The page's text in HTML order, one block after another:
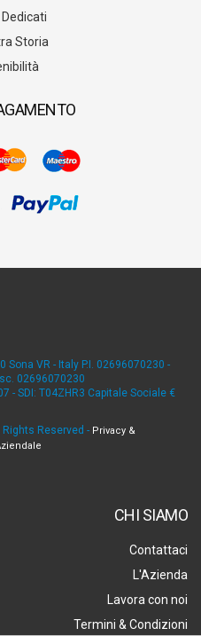
Storia
Sona VR - Italy P.I. 02696070230 -
02696070230
- SDI: T04ZHR3 Capitale Sociale €
Rights Reserved - Privacy &
CHI SIAMO
Contattaci
L'Azienda
Lavora con noi
Termini & Condizioni